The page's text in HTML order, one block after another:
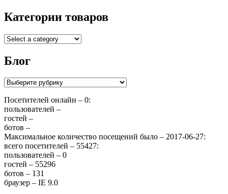
Категории товаров
Блог
Блог
Посетителей онлайн – 0:
пользователей –
гостей –
ботов –
Максимальное количество посещений было – 2017-06-27:
всего посетителей – 55427:
пользователей – 0
гостей – 55296
ботов – 131
браузер – IE 9.0